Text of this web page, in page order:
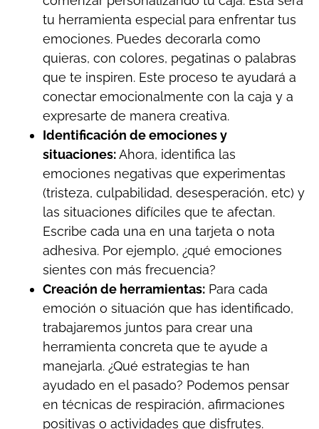
tu herramienta especial para enfrentar tus
emociones. Puedes decorarla como
quieras, con colores, pegatinas o palabras
que te inspiren. Este proceso te ayudará a
conectar emocionalmente con la caja y a
expresarte de manera creativa.
Identificación de emociones y
situaciones:Ahora, identifica las
emociones negativas que experimentas
(tristeza, culpabilidad, desesperación, etc) y
las situaciones difíciles que te afectan.
Escribe cada una en una tarjeta o nota
adhesiva. Por ejemplo, ¿qué emociones
sientes con más frecuencia?
Creación de herramientas: Para cada
emoción o situación que has identificado,
trabajaremos juntos para crear una
herramienta concreta que te ayude a
manejarla. ¿Qué estrategias te han
ayudado en el pasado? Podemos pensar
en técnicas de respiración, afirmaciones
positivas o actividades que disfrutes.